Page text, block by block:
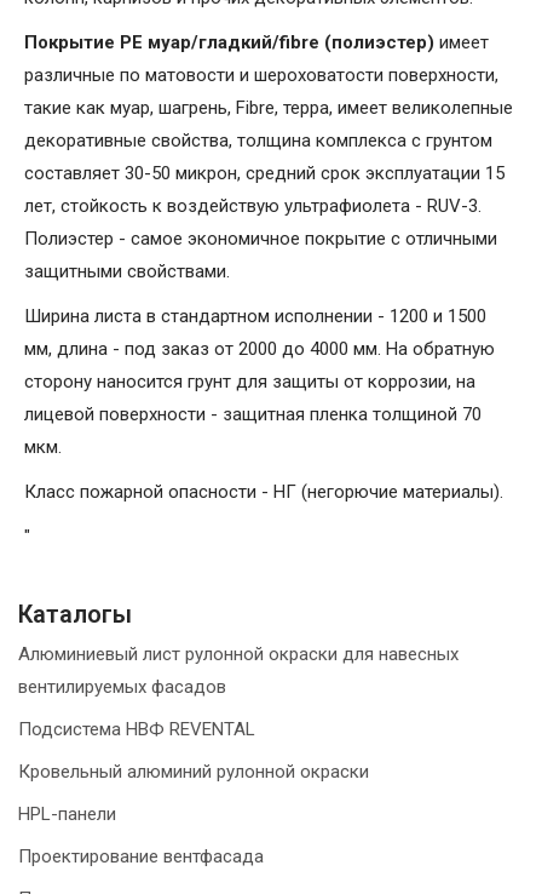
Покрытие PE муар/гладкий/fibre (полиэстер) имеет
различные по матовости и шероховатости поверхности,
такие как муар, шагрень, Fibrе, терра, имеет великолепные
декоративные свойства, толщина комплекса с грунтом
составляет 30-50 микрон, средний срок эксплуатации 15
лет, стойкость к воздействую ультрафиолета - RUV-3.
Полиэстер - самое экономичное покрытие с отличными
защитными свойствами.
Ширина листа в стандартном исполнении - 1200 и 1500
мм, длина - под заказ от 2000 до 4000 мм. На обратную
сторону наносится грунт для защиты от коррозии, на
лицевой поверхности - защитная пленка толщиной 70
мкм.
Класс пожарной опасности - НГ (негорючие материалы).
"
Каталогы
Алюминиевый лист рулонной окраски для навесных
вентилируемых фасадов
Подсистема НВФ REVENTAL
Кровельный алюминий рулонной окраски
HPL-панели
Проектирование вентфасада